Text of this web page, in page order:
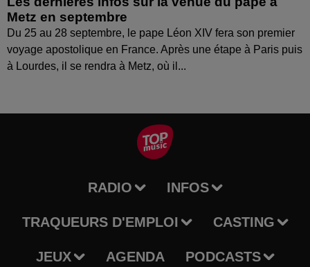
Metz en septembre
Du 25 au 28 septembre, le pape Léon XIV fera son premier
voyage apostolique en France. Après une étape à Paris puis
à Lourdes, il se rendra à Metz, où il...
RADIO INFOS
TRAQUEURS D'EMPLOI CASTING
JEUX AGENDA PODCASTS